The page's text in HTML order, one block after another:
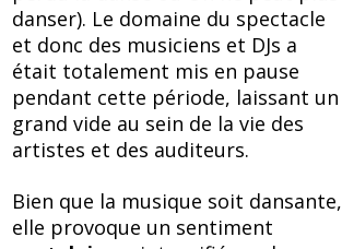
danser). Le domaine du spectacle
et donc des musiciens et DJs a
était totalement mis en pause
pendant cette période, laissant un
grand vide au sein de la vie des
artistes et des auditeurs.
Bien que la musique soit dansante,
elle provoque un sentiment